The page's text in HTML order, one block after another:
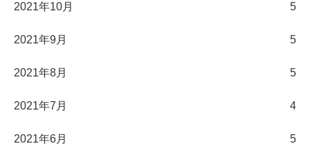
2021年10月 5
2021年9月 5
2021年8月 5
2021年7月 4
2021年6月 5